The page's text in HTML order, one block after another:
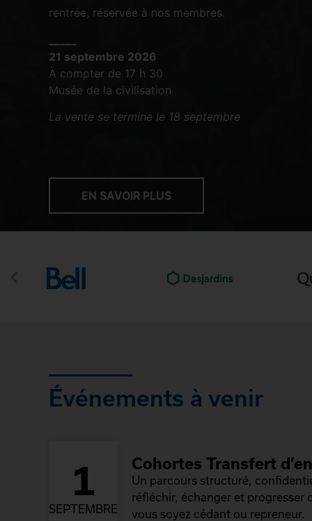
rentrée, réservée à nos membres.
21 septembre 2026
À compter de 17 h 30
Musée de la civilisation
La vente se termine le 18 septembre
EN SAVOIR PLUS
Événements à venir
1
SEPTEMBRE
Cohortes Transfert
Un parcours structuré,
réfléchir, échanger et progresser
vous soyez cédant ou repreneur.